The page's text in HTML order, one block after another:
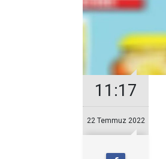
11:17
22 Temmuz 2022